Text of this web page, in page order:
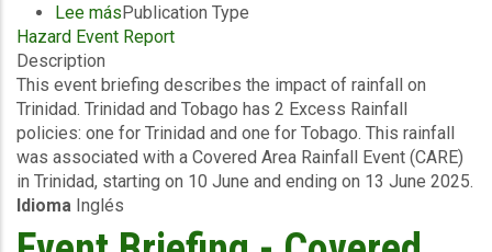
Lee mássobre
Event
-
Covered
Area
Rainfall
Events
(10/06/2025
to
Publication Type
Hazard Event Report
Description
This event briefing describes the impact of rainfall on
Trinidad. Trinidad and Tobago has 2 Excess Rainfall
policies: one for Trinidad and one for Tobago. This rainfall
was associated with a Covered Area Rainfall Event (CARE)
in Trinidad, starting on 10 June and ending on 13 June 2025.
Idioma Inglés